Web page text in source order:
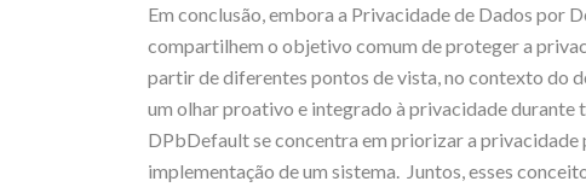
Em conclusão, embora a Privacidade de Dados por
compartilhem o objetivo comum de proteger a
partir de diferentes pontos de vista, no contexto do
um olhar proativo e integrado à privacidade durante
DPbDefault se concentra em priorizar a
implementação de um sistema. Juntos, esses